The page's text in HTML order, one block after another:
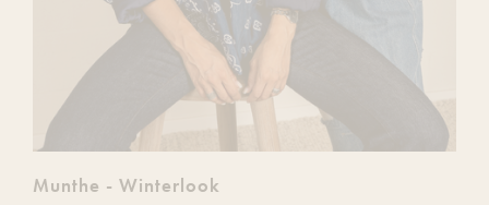
Munthe - Winterlook